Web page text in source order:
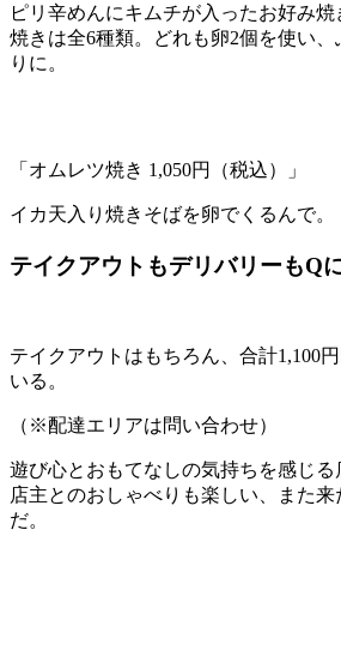
ピリ辛めんにキムチが入ったお好み
焼きは全6種類。どれも卵2個を使い
りに。
「オムレツ焼き 1,050円（税込）」
イカ天入り焼きそばを卵でくるんで。
テイクアウトもデリバリーもQ
テイクアウトはもちろん、合計1,100
いる。
（※配達エリアは問い合わせ）
遊び心とおもてなしの気持ちを感じ
店主とのおしゃべりも楽しい、また
だ。